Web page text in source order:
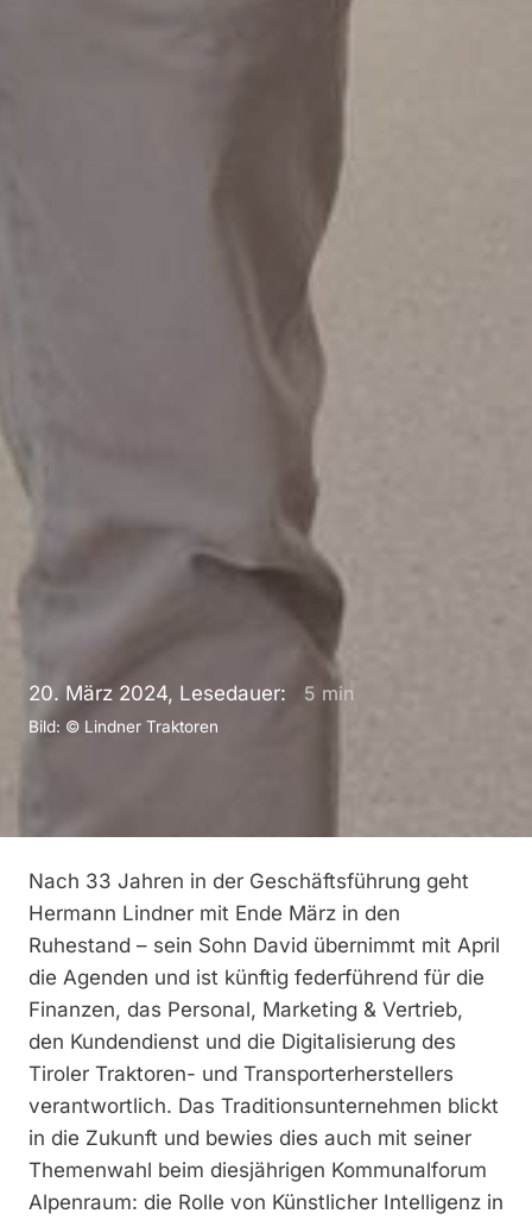
20. März 2024, Lesedauer: 5 min
Bild: © Lindner Traktoren
Nach 33 Jahren in der Geschäftsführung geht
Hermann Lindner mit Ende März in den
Ruhestand – sein Sohn David übernimmt mit April
die Agenden und ist künftig federführend für die
Finanzen, das Personal, Marketing & Vertrieb,
den Kundendienst und die Digitalisierung des
Tiroler Traktoren- und Transporterherstellers
verantwortlich. Das Traditionsunternehmen blickt
in die Zukunft und bewies dies auch mit seiner
Themenwahl beim diesjährigen Kommunalforum
Alpenraum: die Rolle von Künstlicher Intelligenz in